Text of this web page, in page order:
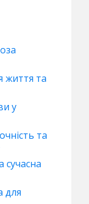
життя та
у
та
сучасна
для